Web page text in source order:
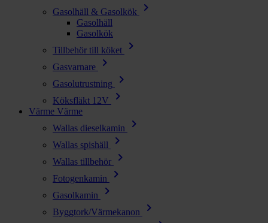
Gasolhäll & Gasolkök chevron_right
Gasolhäll
Gasolkök
Tillbehör till köket
chevron_right
Gasvarnare chevron_right
Gasolutrustning chevron_right
Köksfläkt 12V chevron_right
Värme Värme
Wallas dieselkamin
chevron_right
Wallas spishäll chevron_right
Wallas tillbehör chevron_right
Fotogenkamin chevron_right
Gasolkamin chevron_right
Byggtork/Värmekanon chevron_right